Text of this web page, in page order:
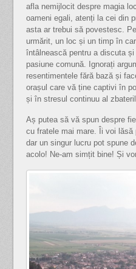
afla nemijlocit despre magia
oameni egali, atenți la cei din
asta ar trebui să povestesc.
urmărit, un loc și un timp în
întâlnească pentru a discuta
pasiune comună. Ignorați
resentimentele fără bază și
orașul care vă ține captivi în
și în stresul continuu al
Aș putea să vă spun despre
cu fratele mai mare. Îi voi
dar un singur lucru pot spune
acolo! Ne-am simțit bine! Și